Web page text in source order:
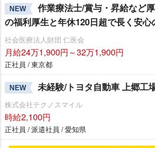
NEW
作業療法士/賞与・昇給など
の福利厚生と年休120日超で長く安心
社会医療法人財団 仁医会
月給24万1,900円～32万1,900円
正社員 / 東京都
NEW 未経験/トヨタ自動車 上郷工
株式会社テクノスマイル
時給2,100円
正社員 / 派遣社員 / 愛知県